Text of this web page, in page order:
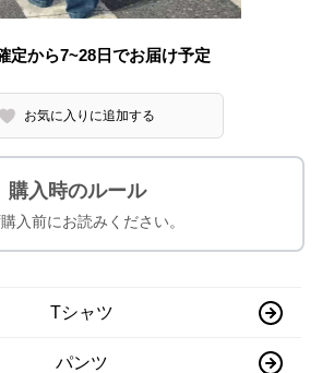
定から7~28日でお届け予定
お気に入りに追加する
購入時のルール
入前にお読みください。
Tシャツ
パンツ